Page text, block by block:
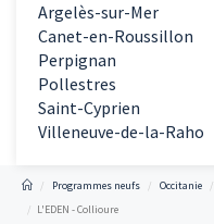
Argelès-sur-Mer
Canet-en-Roussillon
Perpignan
Pollestres
Saint-Cyprien
Villeneuve-de-la-Raho
Programmes neufs Occitanie
L'EDEN - Collioure